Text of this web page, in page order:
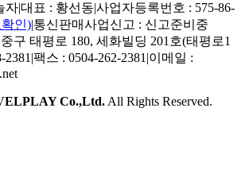
자|대표 : 황선동|사업자등록번호 : 575-86-
인)|통신판매사업신고 : 신고준비중
구 태평로 180, 세화빌딩 201호(태평로1
2381 |팩스 : 0504-262-2381 |이메일 :
Co.,Ltd. All Rights Reserved.